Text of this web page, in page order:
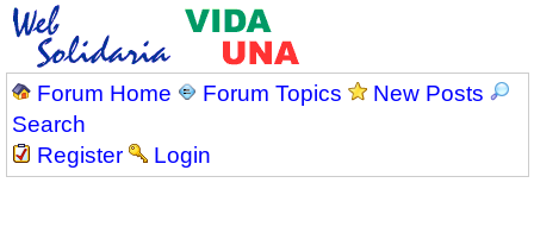
Forum Home Forum Topics
New Posts
Search
Register
Login